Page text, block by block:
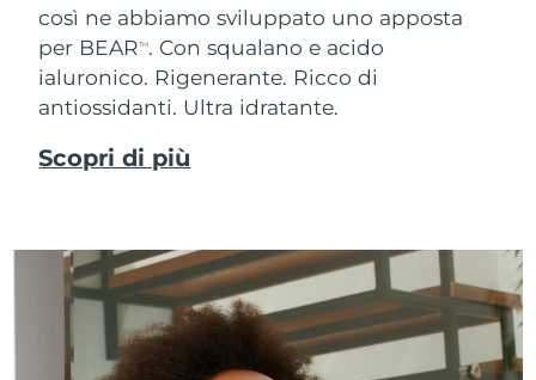
così ne abbiamo sviluppato uno apposta
per BEARTM. Con squalano e acido
ialuronico. Rigenerante. Ricco di
antiossidanti. Ultra idratante.
Scopri di più